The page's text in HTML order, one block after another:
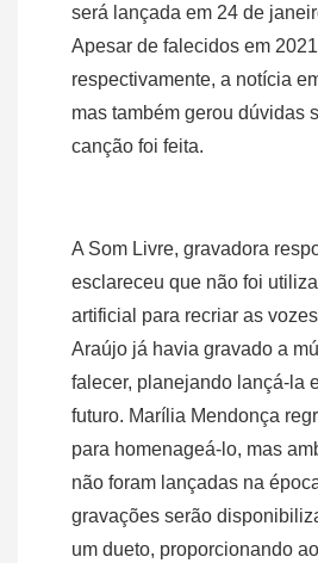
será lançada em 24 de
Apesar de falecidos em
respectivamente, a notícia
mas também gerou dúvidas
canção foi feita.
A Som Livre, gravadora
esclareceu que não foi
artificial para recriar as
Araújo já havia gravado a
falecer, planejando lançá-la
futuro. Marília Mendonça
para homenageá-lo, mas
não foram lançadas na
gravações serão
um dueto, proporcionando